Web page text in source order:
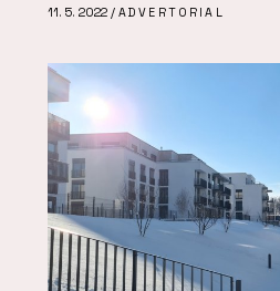
11. 5. 2022 / ADVERTORIAL